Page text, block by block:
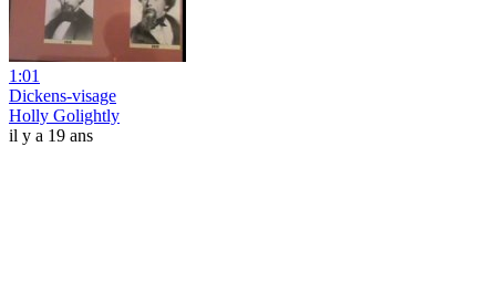
1:01
Dickens-visage
Holly Golightly
il y a 19 ans